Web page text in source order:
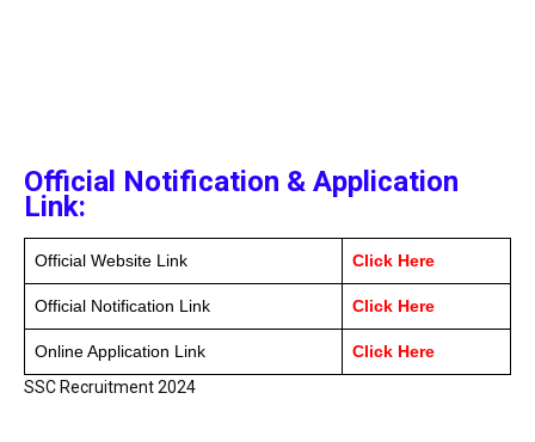
Official Notification & Application
Link:
Official Website Link Click Here
Official Notification Link Click Here
Online Application Link
Click Here
SSC Recruitment 2024